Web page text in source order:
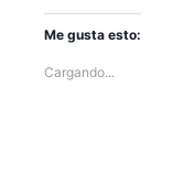
Me gusta esto:
Cargando...